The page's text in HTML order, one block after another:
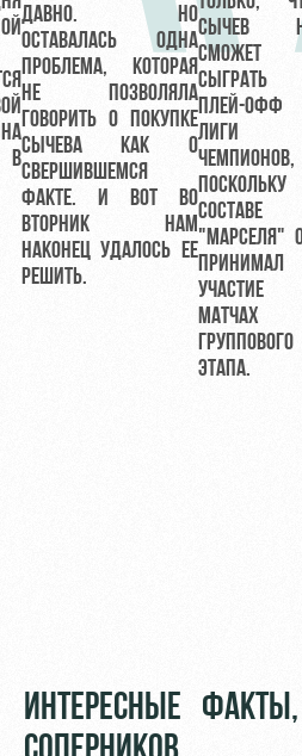
ДАВНО. НО
ОСТАВАЛАСЬ ОДНА
ПРОБЛЕМА, КОТОРАЯ
НЕ ПОЗВОЛЯЛА
ГОВОРИТЬ О ПОКУПКЕ
СЫЧЕВА КАК О
СВЕРШИВШЕМСЯ
ФАКТЕ. И ВОТ ВО
ВТОРНИК НАМ
НАКОНЕЦ УДАЛОСЬ ЕЕ
РЕШИТЬ.
СЫЧЕВ
СМОЖЕТ
СЫГРАТЬ
ПЛЕЙ-ОФФ
ЛИГИ
ЧЕМПИОНОВ,
ПОСКОЛЬКУ
СОСТАВЕ
"МАРСЕЛЯ"
ПРИНИМАЛ
УЧАСТИЕ
МАТЧАХ
ГРУППОВОГО
ЭТАПА.
ИНТЕРЕСНЫЕ